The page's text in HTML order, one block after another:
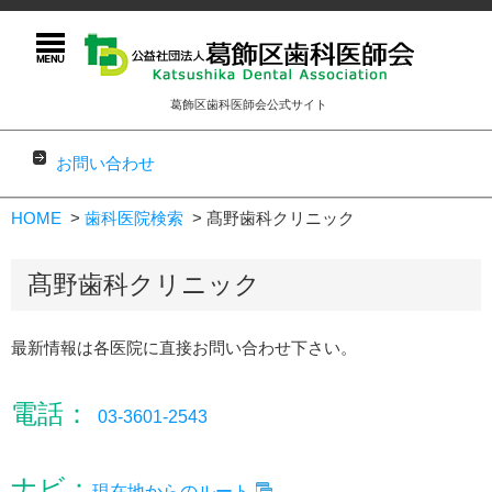
葛飾区歯科医師会公式サイト
お問い合わせ
コンテンツに移動
HOME 歯科医院検索 髙野歯科クリニック
髙野歯科クリニック
最新情報は各医院に直接お問い合わせ下さい。
電話： 03-3601-2543